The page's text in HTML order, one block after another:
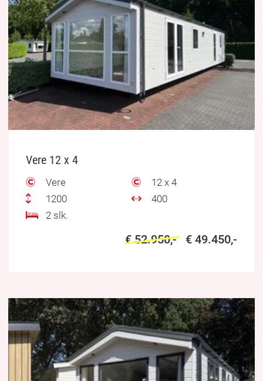
Vere 12 x 4
Vere
12 x 4
1200
400
2 slk.
€ 52.950,- € 49.450,-